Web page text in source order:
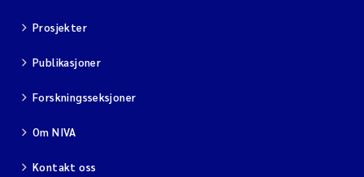
Prosjekter
Publikasjoner
Forskningsseksjoner
Om NIVA
Kontakt oss